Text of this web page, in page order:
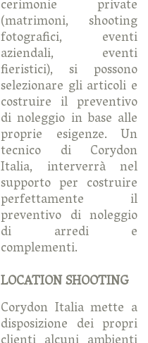
cerimonie private
(matrimoni, shooting
fotografici, eventi
aziendali, eventi
fieristici), si possono
selezionare gli articoli e
costruire il preventivo
di noleggio in base alle
proprie esigenze. Un
tecnico di Corydon
Italia, interverrà nel
supporto per costruire
perfettamente il
preventivo di noleggio
di arredi e
complementi.
LOCATION SHOOTING
Corydon Italia mette a
disposizione dei propri